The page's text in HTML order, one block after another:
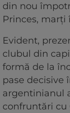
din nou
Princes, marţi
Evident,
clubul din
formă de la
pase decisive
argentinianul
confruntări cu